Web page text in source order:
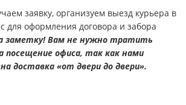
заявку, организуем выезд курьера в
для оформления договора и забора
заметку! Вам не нужно тратить
посещение офиса, так как нами
доставка «от двери до двери».